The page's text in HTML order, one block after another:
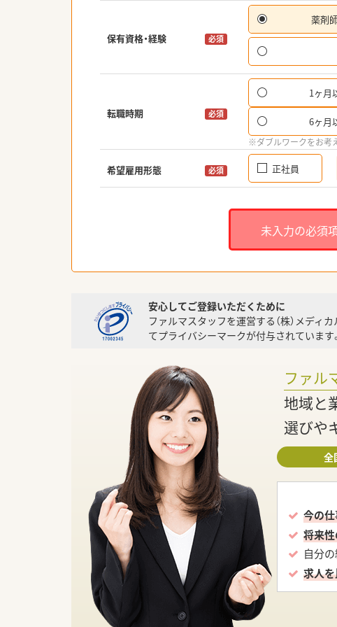
保有資格・経験 必須
薬剤
転職時期 必須
1ヶ月
6ヶ月
※ダブルワークをお考
希望雇用形態 必須 正社員
未入力の必須
安心してご登録いただくために
ファルマスタッフを運営する（株）メディ
てプライバシーマークが付与されています。
ファル
地域と
選びや
全
今の
将来
自分の
求人